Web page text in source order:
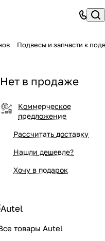
Подвесы и запчасти к
Нет в продаже
Коммерческое
предложение
Рассчитать доставку
Нашли дешевле?
Хочу в подарок
товары Autel